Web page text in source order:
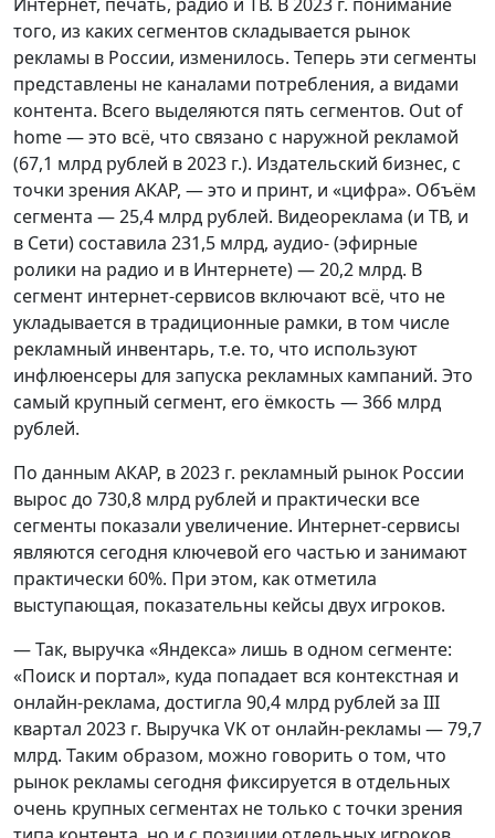
того, из каких сегментов складывается рынок
рекламы в России, изменилось. Теперь эти сегменты
представлены не каналами потребления, а видами
контента. Всего выделяются пять сегментов. Out of
home — это всё, что связано с наружной рекламой
(67,1 млрд рублей в 2023 г.). Издательский бизнес, с
точки зрения АКАР, — это и принт, и «цифра». Объём
сегмента — 25,4 млрд рублей. Видеореклама (и ТВ, и
в Сети) составила 231,5 млрд, аудио- (эфирные
ролики на радио и в Интернете) — 20,2 млрд. В
сегмент интернет-сервисов включают всё, что не
укладывается в традиционные рамки, в том числе
рекламный инвентарь, т.е. то, что используют
инфлюенсеры для запуска рекламных кампаний. Это
самый крупный сегмент, его ёмкость — 366 млрд
рублей.
По данным АКАР, в 2023 г. рекламный рынок России
вырос до 730,8 млрд рублей и практически все
сегменты показали увеличение. Интернет-сервисы
являются сегодня ключевой его частью и занимают
практически 60%. При этом, как отметила
выступающая, показательны кейсы двух игроков.
— Так, выручка «Яндекса» лишь в одном сегменте:
«Поиск и портал», куда попадает вся контекстная и
онлайн-реклама, достигла 90,4 млрд рублей за III
квартал 2023 г. Выручка VK от онлайн-рекламы — 79,7
млрд. Таким образом, можно говорить о том, что
рынок рекламы сегодня фиксируется в отдельных
очень крупных сегментах не только с точки зрения